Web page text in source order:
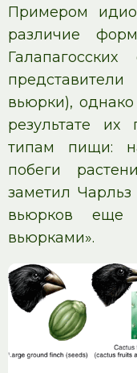
Примером
различие
вьюрки),
результате их
типам пищи:
побеги
заметил
вьюрков еще
вьюрками».